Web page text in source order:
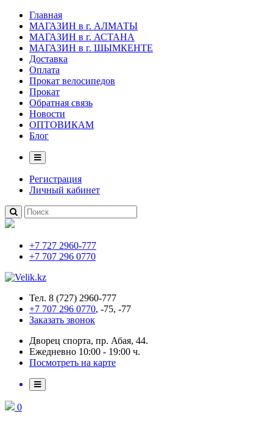
Главная
МАГАЗИН в г. АЛМАТЫ
МАГАЗИН в г. АСТАНА
МАГАЗИН в г. ШЫМКЕНТЕ
Доставка
Оплата
Прокат велосипедов
Прокат
Обратная связь
Новости
ОПТОВИКАМ
Блог
Регистрация
Личный кабинет
+7 727 2960-777
+7 707 296 0770
Тел. 8 (727) 2960-777
+7 707 296 0770, -75, -77
Заказать звонок
Дворец спорта, пр. Абая, 44.
Ежедневно 10:00 - 19:00 ч.
Посмотреть на карте
0